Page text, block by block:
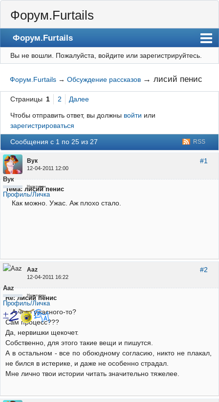
Форум.Furtails
Форум.Furtails
На сайт
Форум
Регистрация
Вход
Вы не вошли. Пожалуйста, войдите или зарегистрируйтесь.
Форум.Furtails →Обсуждение рассказов →лисий пенис
Страницы 1 2 Далее
Чтобы отправить ответ, вы должны войти или
зарегистрироваться
RSS
Сообщения с 1 по 25 из 27
#1
Вук
12-04-2011 12:00
Вук
Неактивен
Профиль/Личка
Тема: лисий пенис
Как можно. Ужас. Аж плохо стало.
#2
Aaz
12-04-2011 16:22
Aaz
Неактивен
Профиль/Личка
Re: лисий пенис
А чего ужасного-то?
Сам процесс???
Да, нервишки щекочет.
Собственно, для этого такие вещи и пишутся.
А в остальном - все по обоюдному согласию, никто не плакал,
не бился в истерике, и даже не особенно страдал.
Мне лично твои истории читать значительно тяжелее.